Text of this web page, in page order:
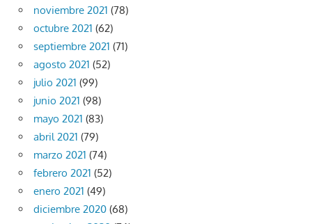
noviembre 2021 (78)
octubre 2021 (62)
septiembre 2021 (71)
agosto 2021 (52)
julio 2021 (99)
junio 2021 (98)
mayo 2021 (83)
abril 2021 (79)
marzo 2021 (74)
febrero 2021 (52)
enero 2021 (49)
diciembre 2020 (68)